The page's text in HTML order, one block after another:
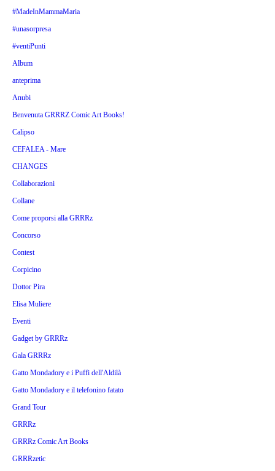
#MadeInMammaMaria
#unasorpresa
#ventiPunti
Album
anteprima
Anubi
Benvenuta GRRRZ Comic Art Books!
Calipso
CEFALEA - Mare
CHANGES
Collaborazioni
Collane
Come proporsi alla GRRRz
Concorso
Contest
Corpicino
Dottor Pira
Elisa Muliere
Eventi
Gadget by GRRRz
Gala GRRRz
Gatto Mondadory e i Puffi dell'Aldilà
Gatto Mondadory e il telefonino fatato
Grand Tour
GRRRz
GRRRz Comic Art Books
GRRRzetic